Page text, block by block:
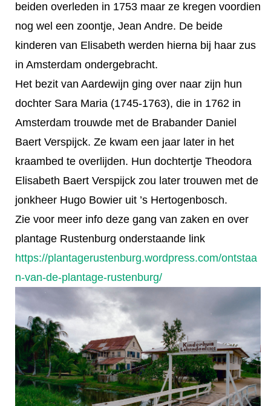
beiden overleden in 1753 maar ze kregen voordien
nog wel een zoontje, Jean Andre. De beide
kinderen van Elisabeth werden hierna bij haar zus
in Amsterdam ondergebracht.
Het bezit van Aardewijn ging over naar zijn hun
dochter Sara Maria (1745-1763), die in 1762 in
Amsterdam trouwde met de Brabander Daniel
Baert Verspijck. Ze kwam een jaar later in het
kraambed te overlijden. Hun dochtertje Theodora
Elisabeth Baert Verspijck zou later trouwen met de
jonkheer Hugo Bowier uit ’s Hertogenbosch.
Zie voor meer info deze gang van zaken en over
plantage Rustenburg onderstaande link
https://plantagerustenburg.wordpress.com/ontstaa
n-van-de-plantage-rustenburg/